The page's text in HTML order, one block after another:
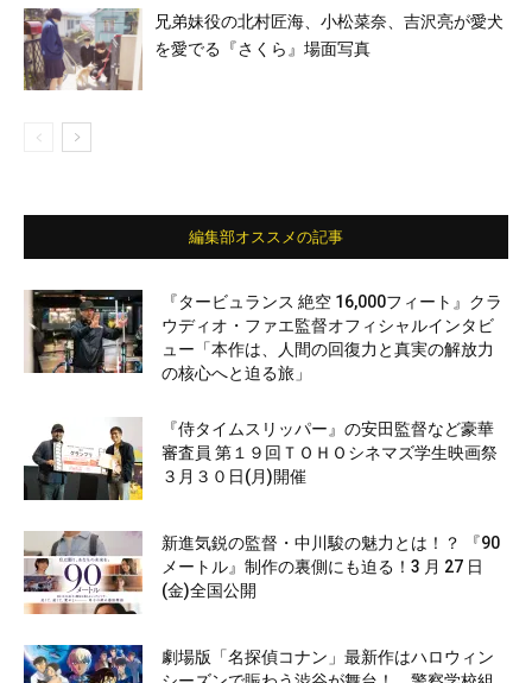
兄弟妹役の北村匠海、小松菜奈、吉沢亮が愛犬
を愛でる『さくら』場面写真
編集部オススメの記事
『タービュランス 絶空 16,000フィート』クラ
ウディオ・ファエ監督オフィシャルインタビ
ュー「本作は、人間の回復力と真実の解放力
の核心へと迫る旅」
『侍タイムスリッパー』の安田監督など豪華
審査員 第１９回ＴＯＨＯシネマズ学生映画祭
３月３０日(月)開催
新進気鋭の監督・中川駿の魅力とは！？ 『90
メートル』制作の裏側にも迫る！3 月 27 日
(金)全国公開
劇場版「名探偵コナン」最新作はハロウィン